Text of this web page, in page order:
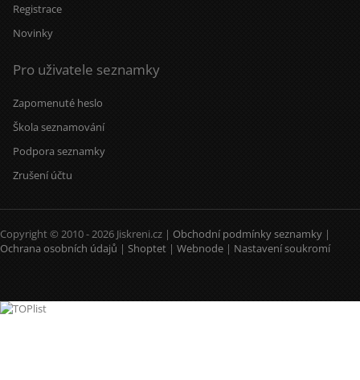
Registrace
Novinky
Pro uživatele seznamky
Zapomenuté heslo
Škola seznamování
Podpora seznamky
Zrušení účtu
Copyright © 2010 - 2026 Jiskreni.cz | Obchodní podmínky seznamky |
Ochrana osobních údajů | Shoptet | Webnode | Nastavení soukromí